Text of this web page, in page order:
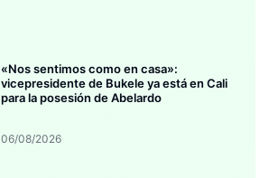
«Nos sentimos como en casa»:
vicepresidente de Bukele ya está en Cali
para la posesión de Abelardo
06/08/2026